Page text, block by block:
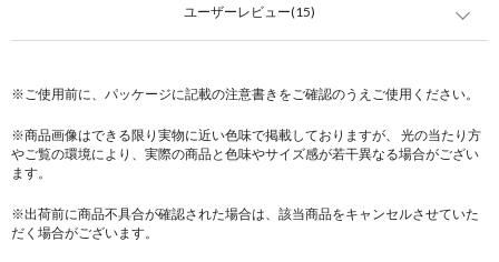
ユーザーレビュー(15)
※ご使用前に、パッケージに記載の注意書きをご確認のうえご使用ください。
※商品画像はできる限り実物に近い色味で掲載しておりますが、 光の当たり方
やご覧の環境により、実際の商品と色味やサイズ感が若干異なる場合がござい
ます。
※出荷前に商品不具合が確認された場合は、該当商品をキャンセルさせていた
だく場合がございます。